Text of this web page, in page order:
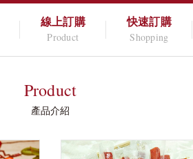
線上訂購
Product
快速訂購
Shopping
Product
產品介紹